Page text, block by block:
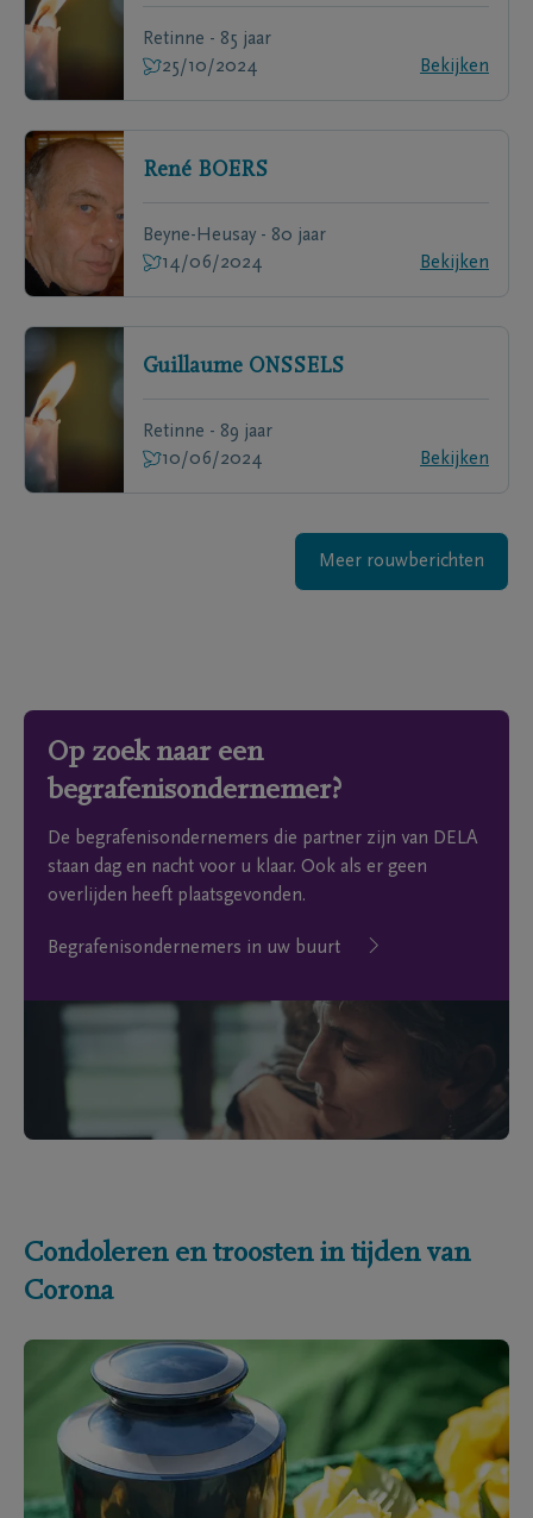
Retinne - 85 jaar
25/10/2024
Bekijken
René BOERS
Beyne-Heusay - 80 jaar
14/06/2024
Bekijken
Guillaume ONSSELS
Retinne - 89 jaar
10/06/2024
Bekijken
Meer rouwberichten
Op zoek naar een
begrafenisondernemer?
De begrafenisondernemers die partner zijn van DELA
staan dag en nacht voor u klaar. Ook als er geen
overlijden heeft plaatsgevonden.
Begrafenisondernemers in uw buurt
Condoleren en troosten in tijden van
Corona